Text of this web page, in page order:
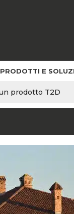
PRODOTTI E